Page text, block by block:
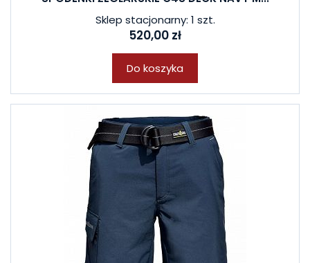
Sklep stacjonarny: 1 szt.
520,00 zł
Do koszyka